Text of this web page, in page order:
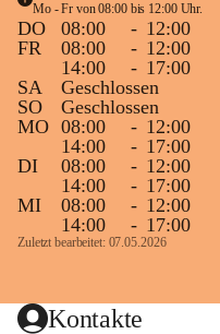
Mo - Fr von 08:00 bis 12:00 Uhr.
DO 08:00 - 12:00
FR
08:00 - 12:00
14:00
- 17:00
SA
Geschlossen
SO
Geschlossen
MO 08:00 - 12:00
14:00
- 17:00
DI
08:00 - 12:00
14:00
- 17:00
MI
08:00 - 12:00
14:00
- 17:00
Zuletzt bearbeitet: 07.05.2026
Kontakte